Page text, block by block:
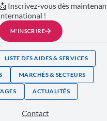
Inscrivez-vous dès
!
M'INSCRIRE
LISTE DES AIDES & SERVICES
MARCHÉS & SECTEURS
ACTUALITÉS
Contact